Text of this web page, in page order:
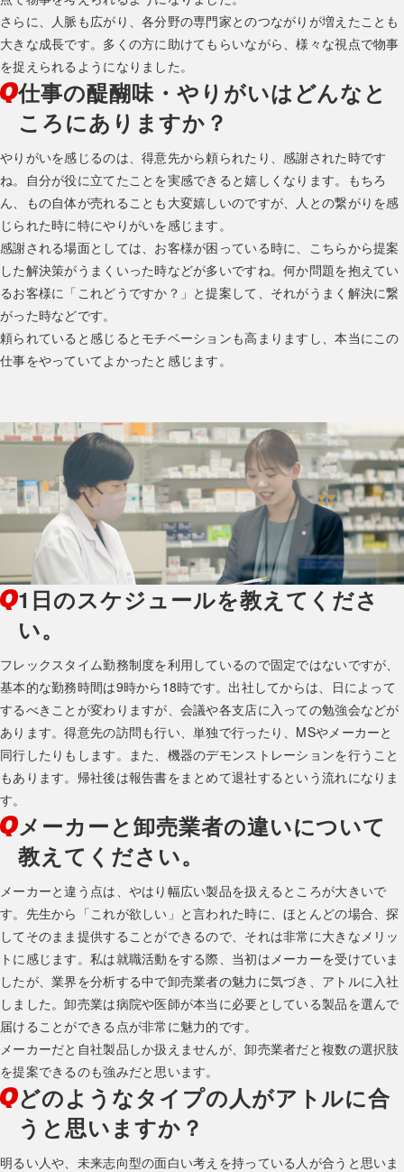
さらに、人脈も広がり、各分野の専門家とのつながりが増えたことも
大きな成長です。多くの方に助けてもらいながら、様々な視点で物事
を捉えられるようになりました。
仕事の醍醐味・やりがいはどんなと
ころにありますか？
やりがいを感じるのは、得意先から頼られたり、感謝された時です
ね。自分が役に立てたことを実感できると嬉しくなります。もちろ
ん、もの自体が売れることも大変嬉しいのですが、人との繋がりを感
じられた時に特にやりがいを感じます。
感謝される場面としては、お客様が困っている時に、こちらから提案
した解決策がうまくいった時などが多いですね。何か問題を抱えてい
るお客様に「これどうですか？」と提案して、それがうまく解決に繋
がった時などです。
頼られていると感じるとモチベーションも高まりますし、本当にこの
仕事をやっていてよかったと感じます。
1日のスケジュールを教えてくださ
い。
フレックスタイム勤務制度を利用しているので固定ではないですが、
基本的な勤務時間は9時から18時です。出社してからは、日によって
するべきことが変わりますが、会議や各支店に入っての勉強会などが
あります。得意先の訪問も行い、単独で行ったり、MSやメーカーと
同行したりもします。また、機器のデモンストレーションを行うこと
もあります。帰社後は報告書をまとめて退社するという流れになりま
す。
メーカーと卸売業者の違いについて
教えてください。
メーカーと違う点は、やはり幅広い製品を扱えるところが大きいで
す。先生から「これが欲しい」と言われた時に、ほとんどの場合、探
してそのまま提供することができるので、それは非常に大きなメリッ
トに感じます。私は就職活動をする際、当初はメーカーを受けていま
したが、業界を分析する中で卸売業者の魅力に気づき、アトルに入社
しました。卸売業は病院や医師が本当に必要としている製品を選んで
届けることができる点が非常に魅力的です。
メーカーだと自社製品しか扱えませんが、卸売業者だと複数の選択肢
を提案できるのも強みだと思います。
どのようなタイプの人がアトルに合
うと思いますか？
明るい人や、未来志向型の面白い考えを持っている人が合うと思いま